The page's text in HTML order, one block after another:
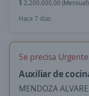
$ 2.200.000,00 (Mensual)
Hace 7 días
Se precisa Urgente
Auxiliar de
MENDOZA